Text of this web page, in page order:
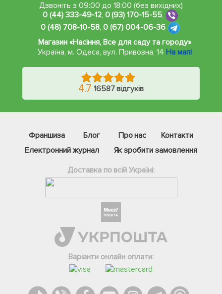
Дзвоніть з 09:00 до 18:00 (без вихідних)
0 (44) 333-49-12, 0 (93) 170-15-55,
0 (48) 708-10-58, 0 (67) 004-06-36
Магазин «Насіння, Все для саду та городу»
Україна, м. Одеса,вул. Привозна, 14 На мапі
4.7 16587 відгуків
Франшиза Блог Про нас
Контакти
Електронний журнал
Як зробити замовлення
Доставка по всій Україні:
Варіанти онлайн оплати:
Телеграм
Вайбер